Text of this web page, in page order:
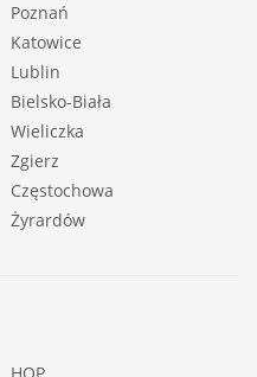
Poznań
Katowice
Lublin
Bielsko-Biała
Wieliczka
Zgierz
Częstochowa
Żyrardów